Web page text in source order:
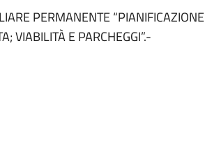
PERMANENTE “PIANIFICAZIONE
VIABILITÀ E PARCHEGGI”.-